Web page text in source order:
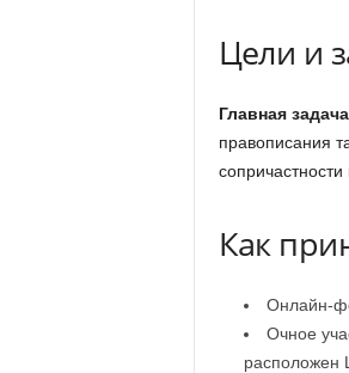
Цели и
Главная задача
правописания
Как
Онлайн-
Очное
расположен